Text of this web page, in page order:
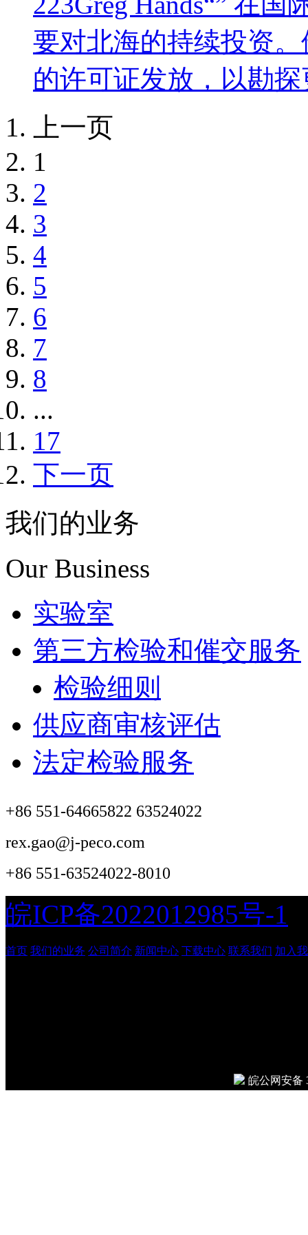
要对北海的持续投资
的许可证发放，以勘
上一页
1
2
3
4
5
6
7
8
...
17
下一页
我们的业务
Our Business
实验室
第三方检验和催交服务
检验细则
供应商审核评估
法定检验服务
+86 551-64665822 63524022
rex.gao@j-peco.com
+86 551-63524022-8010
皖ICP备2022012985号-1
首页 我们的业务 公司简介 新闻中心 下载中心 联系我们 加入
皖公网安备